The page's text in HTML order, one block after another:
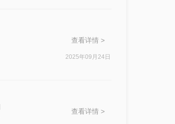
查看详情 >
2025年09月24日
查看详情 >